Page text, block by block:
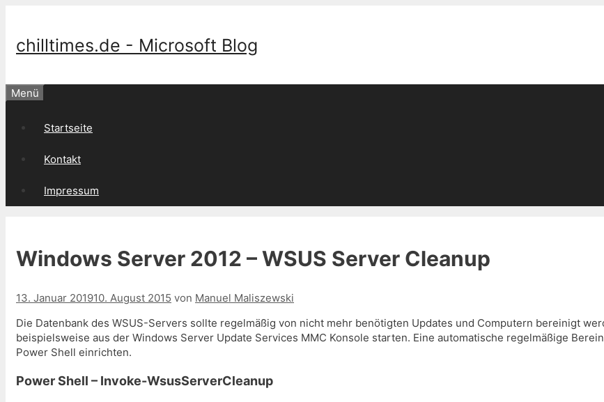
Inhalt
chilltimes.de - Microsoft Blog
Menü
Startseite
Kontakt
Impressum
Windows Server 2012 – WSUS Server Cleanup
13. Januar 201910. August 2015 von Manuel Maliszewski
Die Datenbank des WSUS-Servers sollte regelmäßig von nicht mehr benötigten Updates und Computern bereinigt
beispielsweise aus der Windows Server Update Services MMC Konsole starten. Eine automatische regelmäßige
Power Shell einrichten.
Power Shell – Invoke-WsusServerCleanup